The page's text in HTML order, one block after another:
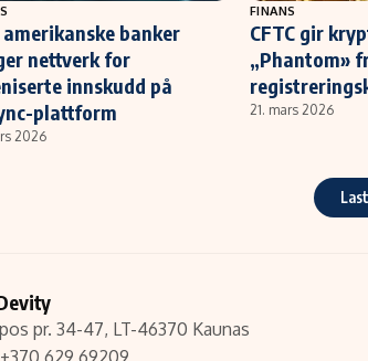
amerikanske banker
nettverk for
innskudd på
plattform
2026
FINANS
CFTC gir
„Phantom»
21. mars 2026
pr. 34-47, LT-46370 Kaunas